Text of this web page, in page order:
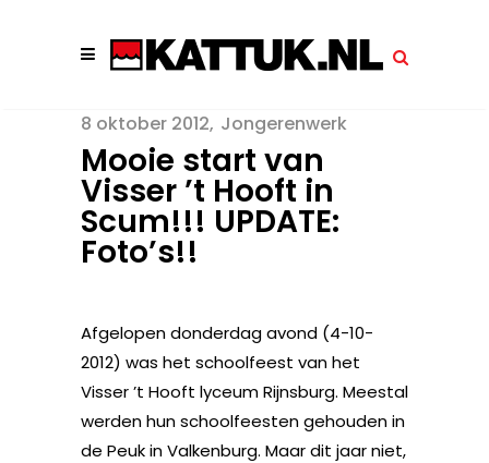
8 oktober 2012 Jongerenwerk
Mooie start van
Visser ’t Hooft in
Scum!!! UPDATE:
Foto’s!!
Afgelopen donderdag avond (4-10-
2012) was het schoolfeest van het
Visser ’t Hooft lyceum Rijnsburg. Meestal
werden hun schoolfeesten gehouden in
de Peuk in Valkenburg. Maar dit jaar niet,